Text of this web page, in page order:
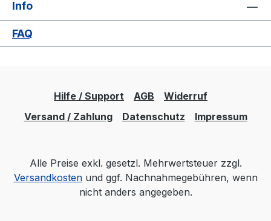
Info
FAQ
Hilfe / Support AGB
Widerruf
Versand / Zahlung
Datenschutz Impressum
Alle Preise exkl. gesetzl. Mehrwertsteuer zzgl.
Versandkostenund ggf. Nachnahmegebühren, wenn
nicht anders angegeben.